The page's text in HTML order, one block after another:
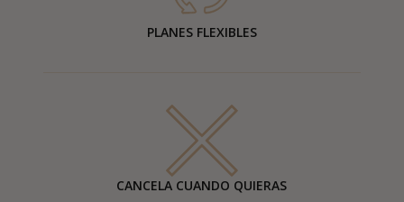
PLANES FLEXIBLES
CANCELA CUANDO QUIERAS